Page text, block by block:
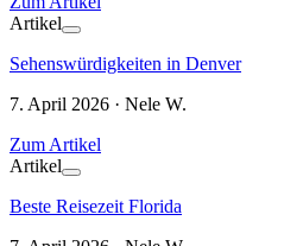
Artikel
Sehenswürdigkeiten in Denver
7. April 2026 · Nele W.
Zum Artikel
Artikel
Beste Reisezeit Florida